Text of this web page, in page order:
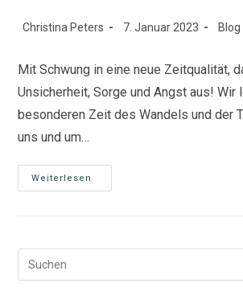
Beitrags-
Christina Peters
Beitrag
7. Januar 2023 Blog
Mit Schwung in eine neue Zeitqualität,
Unsicherheit, Sorge und Angst aus! Wir
besonderen Zeit des Wandels und der
uns und um…
Weiterlesen
Sind
Uns
Größtes